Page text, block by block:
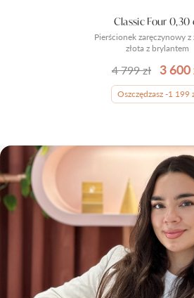
Pierścionek zaręczynowy z
złota z brylantem
Classic Four 0,30
4 799 zł 3 600
Oszczędzasz -1 199